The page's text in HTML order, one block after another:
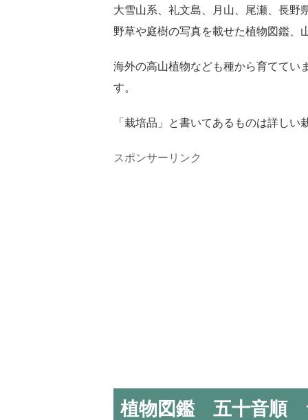
大雪山系、礼文島、月山、尾瀬、長野
野草や庭樹の写真を載せた植物図鑑、
海外の高山植物なども種から育ててい
す。
「栽培品」と書いてあるものは詳しい
スポンサーリンク
植物図鑑 五十音順